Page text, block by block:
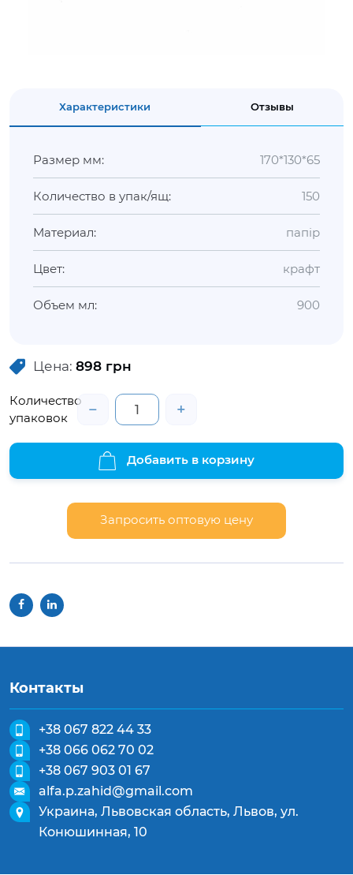
Характеристики Отзывы
Размер мм: 170*130*65
Количество в упак/ящ: 150
Материал: папір
Цвет: крафт
Объем мл: 900
Цена: 898 грн
Количество
упаковок
− +
Добавить в корзину
Запросить оптовую цену
Контакты
+38 067 822 44 33
+38 066 062 70 02
+38 067 903 01 67
alfa.p.zahid@gmail.com
Украина, Львовская область, Львов, ул.
Конюшинная, 10